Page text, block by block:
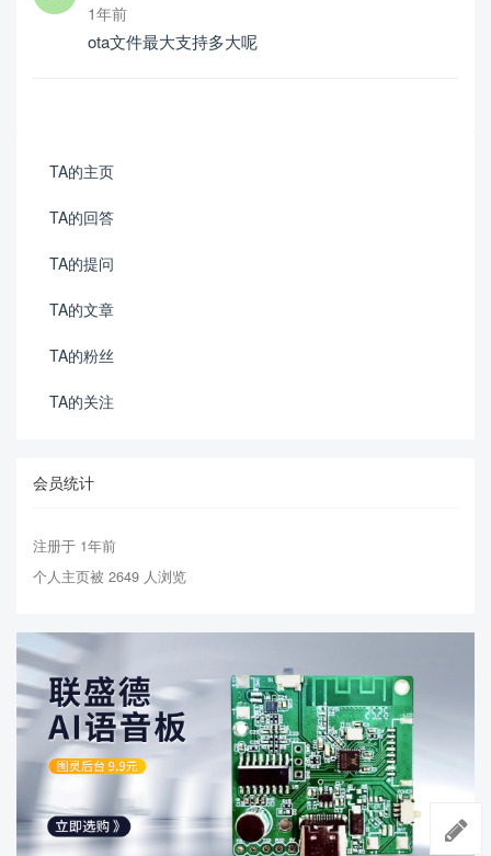
1年前
ota文件最大支持多大呢
TA的主页
TA的回答
TA的提问
TA的文章
TA的粉丝
TA的关注
会员统计
注册于 1年前
个人主页被 2649 人浏览